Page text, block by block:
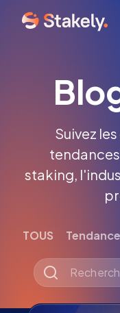
Suivez
staking,
TOUS Tendance